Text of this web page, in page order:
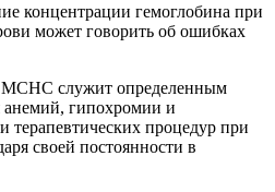
концентрации гемоглобина при
может говорить об ошибках
МСНС служит определенным
анемий, гипохромии и
терапевтических процедур при
своей постоянности в